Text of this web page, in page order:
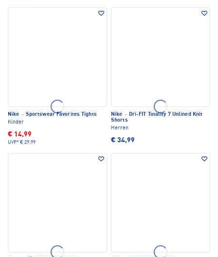
Nike · Sportswear Favorites Tights
Kinder
€ 14,99
UVP* € 29,99
Nike · Dri-FIT Totality 7 Unlined Knit
Shorts
Herren
€ 34,99